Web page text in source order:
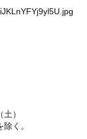
）
く。